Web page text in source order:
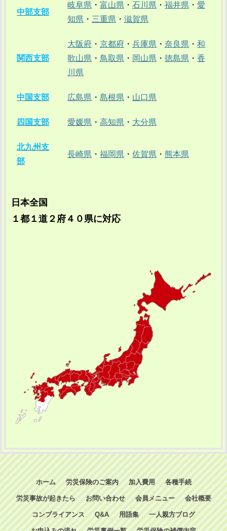
中部支部
岐阜県 ・ 富山県 ・ 石川県 ・ 福井県 ・ 愛
知県 ・ 三重県 ・ 滋賀県
関西支部
大阪府 ・ 京都府 ・ 兵庫県 ・ 奈良県 ・ 和
歌山県 ・ 鳥取県 ・ 岡山県 ・ 徳島県 ・ 香
川県
中国支部 広島県 ・ 島根県 ・ 山口県
四国支部 愛媛県 ・ 高知県 ・ 大分県
北九州支
部
長崎県 ・ 福岡県 ・ 佐賀県 ・ 熊本県
日本全国
１都１道２府４０県に対応
ホーム 労災保険のご案内 加入費用 各種手続
労災事故が起きたら お問い合わせ 会員メニュー 会社概要
コンプライアンス Q&A 用語集 一人親方ブログ